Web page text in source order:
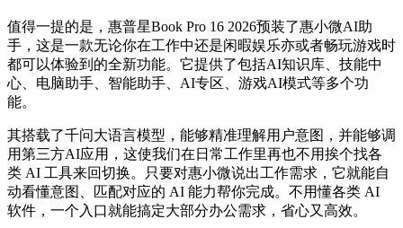
值得一提的是，惠普星Book Pro 16 2026预装了惠小微AI助
手，这是一款无论你在工作中还是闲暇娱乐亦或者畅玩游戏时
都可以体验到的全新功能。它提供了包括AI知识库、技能中
心、电脑助手、智能助手、 AI专区、游戏AI模式等多个功
能。
其搭载了千问大语言模型，能够精准理解用户意图，并能够调
用第三方AI应用，这使我们在日常工作里再也不用挨个找各
类 AI 工具来回切换。只要对惠小微说出工作需求，它就能自
动看懂意图、匹配对应的 AI 能力帮你完成。不用懂各类 AI
软件，一个入口就能搞定大部分办公需求，省心又高效。